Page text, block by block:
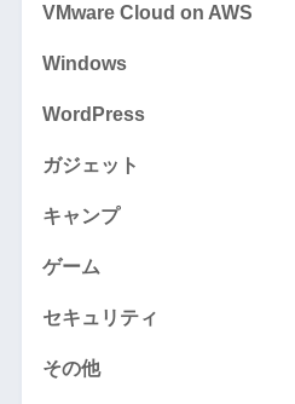
VMware Cloud on AWS
Windows
WordPress
ガジェット
キャンプ
ゲーム
セキュリティ
その他